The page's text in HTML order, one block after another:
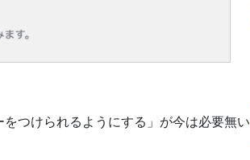
つけられるようにする」が今は必要無い